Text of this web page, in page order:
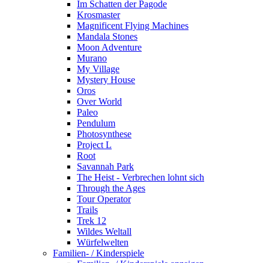
Im Schatten der Pagode
Krosmaster
Magnificent Flying Machines
Mandala Stones
Moon Adventure
Murano
My Village
Mystery House
Oros
Over World
Paleo
Pendulum
Photosynthese
Project L
Root
Savannah Park
The Heist - Verbrechen lohnt sich
Through the Ages
Tour Operator
Trails
Trek 12
Wildes Weltall
Würfelwelten
Familien- / Kinderspiele